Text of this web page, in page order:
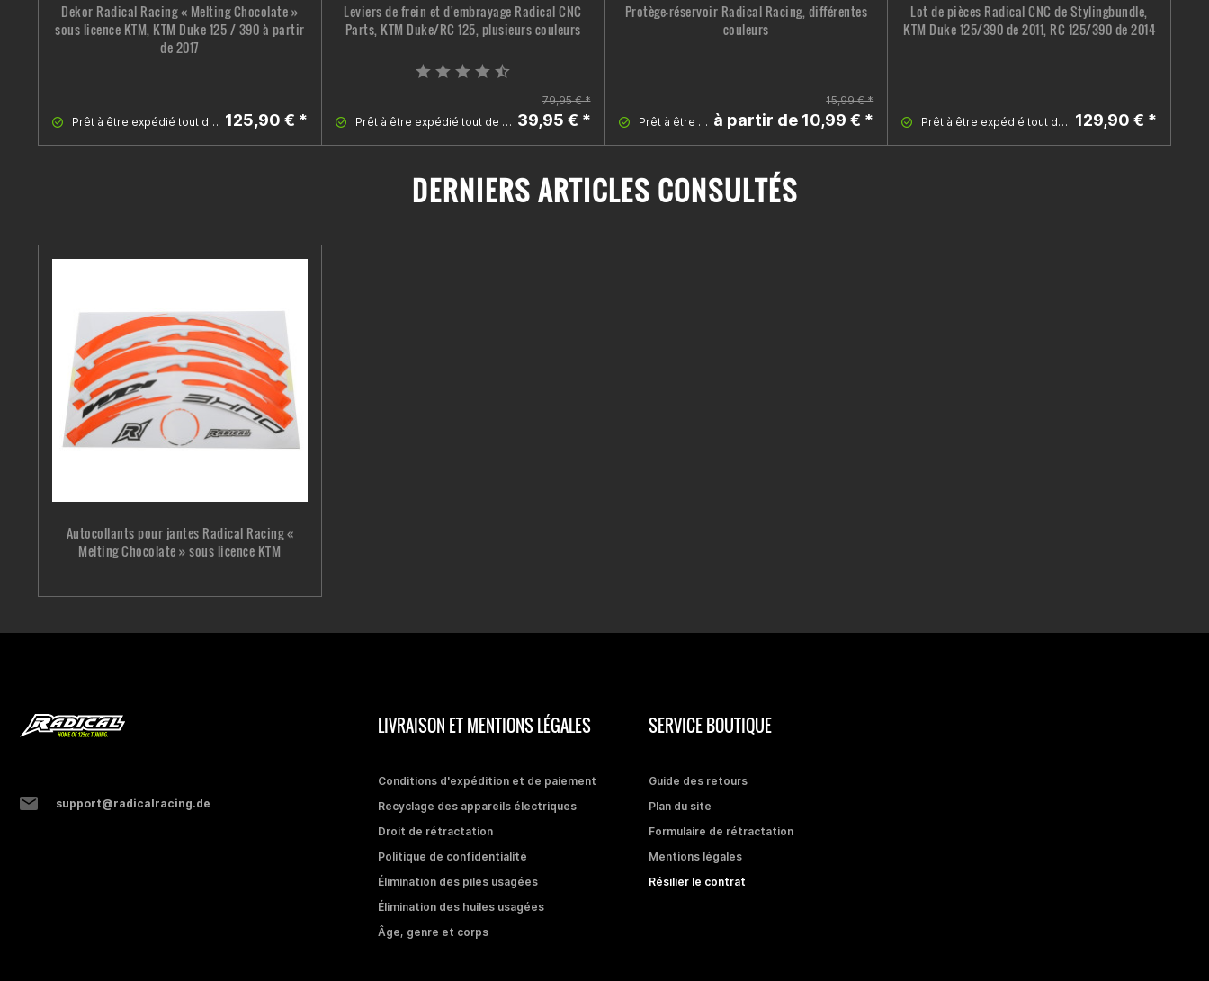
Dekor Radical Racing « Melting Chocolate »
sous licence KTM, KTM Duke 125 / 390 à partir
de 2017
Prêt à être expédié tout de suite 125,90 € *
Leviers de frein et d'embrayage Radical CNC
Parts, KTM Duke/RC 125, plusieurs couleurs
Prêt à être expédié tout de suite
79,95 € *
39,95 € *
Protège-réservoir Radical Racing, différentes
couleurs
Prêt à être expédié tout de suite
15,99 € *
à partir de 10,99 € *
Lot de pièces Radical CNC de Stylingbundle,
KTM Duke 125/390 de 2011, RC 125/390 de 2014
Prêt à être expédié tout de suite 129,90 € *
DERNIERS ARTICLES CONSULTÉS
Autocollants pour jantes Radical Racing «
Melting Chocolate » sous licence KTM
support@radicalracing.de
LIVRAISON ET MENTIONS LÉGALES
Conditions d'expédition et de paiement
Recyclage des appareils électriques
Droit de rétractation
Politique de confidentialité
Élimination des piles usagées
Élimination des huiles usagées
Âge, genre et corps
SERVICE BOUTIQUE
Guide des retours
Plan du site
Formulaire de rétractation
Mentions légales
Résilier le contrat